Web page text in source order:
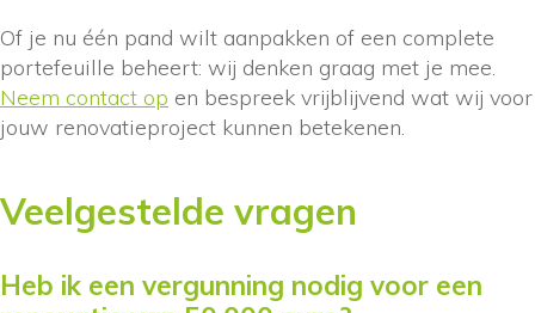
Of je nu één pand wilt aanpakken of een complete
portefeuille beheert: wij denken graag met je mee.
Neem contact op en bespreek vrijblijvend wat wij voor
jouw renovatieproject kunnen betekenen.
Veelgestelde vragen
Heb ik een vergunning nodig voor een